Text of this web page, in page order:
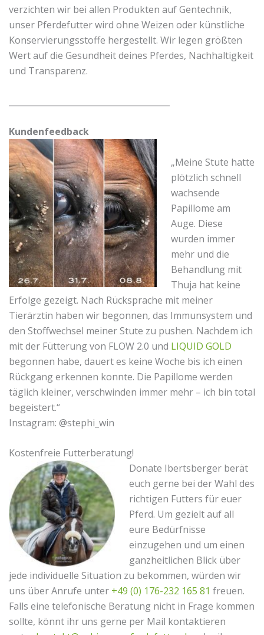
verzichten wir bei allen Produkten auf Gentechnik,
unser Pferdefutter wird ohne Weizen oder künstliche
Konservierungsstoffe hergestellt. Wir legen größten
Wert auf die Gesundheit deines Pferdes, Nachhaltigkeit
und Transparenz.
Kundenfeedback
„Meine Stute hatte
plötzlich schnell
wachsende
Papillome am
Auge. Diese
wurden immer
mehr und die
Behandlung mit
Thuja hat keine
Erfolge gezeigt. Nach Rücksprache mit meiner
Tierärztin haben wir begonnen, das Immunsystem und
den Stoffwechsel meiner Stute zu pushen. Nachdem ich
mit der Fütterung von FLOW 2.0 und LIQUID GOLD
begonnen habe, dauert es keine Woche bis ich einen
Rückgang erkennen konnte. Die Papillome werden
täglich kleiner, verschwinden immer mehr – ich bin total
begeistert.“
Instagram: @stephi_win
Kostenfreie Futterberatung!
Donate Ibertsberger berät
euch gerne bei der Wahl des
richtigen Futters für euer
Pferd. Um gezielt auf all
eure Bedürfnisse
einzugehen und um einen
ganzheitlichen Blick über
jede individuelle Situation zu bekommen, würden wir
uns über Anrufe unter +49 (0) 176-232 165 81 freuen.
Falls eine telefonische Beratung nicht in Frage kommen
sollte, könnt ihr uns gerne per Mail kontaktieren